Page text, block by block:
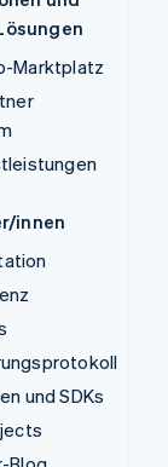
Marktplatz
innen
und SDKs